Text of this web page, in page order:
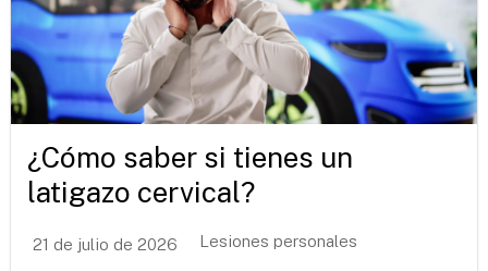
¿Cómo saber si tienes un
latigazo cervical?
21 de julio de 2026 Lesiones personales